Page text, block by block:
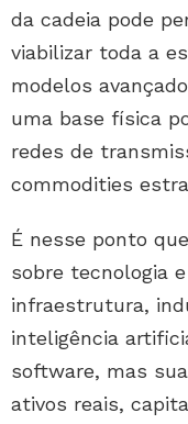
da cadeia pode
viabilizar toda a
modelos
uma base física
redes de
commodities
É nesse ponto
sobre tecnologia
infraestrutura,
inteligência
software, mas
ativos reais,